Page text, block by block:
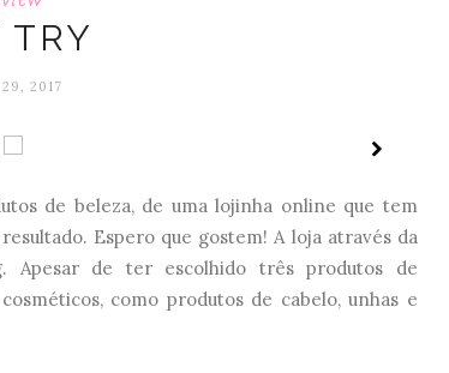
TRY
2017
de beleza, de uma lojinha online que tem
Espero que gostem! A loja através da
Apesar de ter escolhido três produtos de
como produtos de cabelo, unhas e